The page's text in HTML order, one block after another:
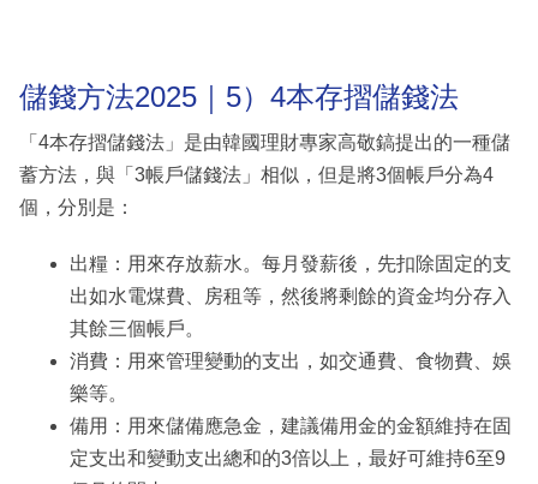
儲錢方法2025｜5）4本存摺儲錢法
「4本存摺儲錢法」是由韓國理財專家高敬鎬提出的一種儲
蓄方法，與「3帳戶儲錢法」相似，但是將3個帳戶分為4
個，分別是：
出糧：用來存放薪水。每月發薪後，先扣除固定的支
出如水電煤費、房租等，然後將剩餘的資金均分存入
其餘三個帳戶。
消費：用來管理變動的支出，如交通費、食物費、娛
樂等。
備用：用來儲備應急金，建議備用金的金額維持在固
定支出和變動支出總和的3倍以上，最好可維持6至9